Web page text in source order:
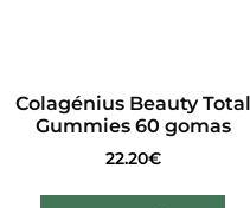
Colagénius Beauty Total
Gummies 60 gomas
22.20€